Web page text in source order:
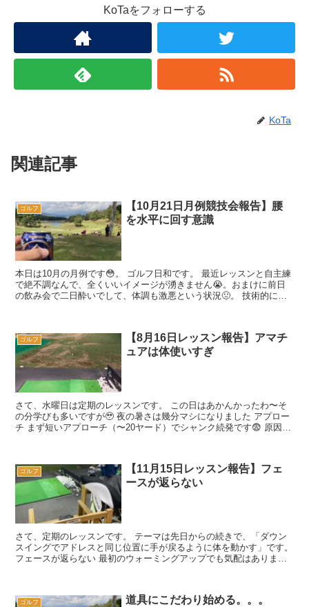
KoTaをフォローする
KoTa
関連記事
ゴルフ
【10月21日月例競技会報告】腰
を水平に回す意識
本日は10月の月例です😳。 ゴルフ日和です。 最近レッスンと自主練
で絶不調なんで、全くいいイメージが湧きません😭。おまけに前日
の飲み会で二日酔いでして、体調も激悪という状況🤢。 技術的に意
ゴルフ
【8月16日レッスン報告】アマチ
ュアは体使いすぎ
さて、水曜日は定期のレッスンです。 この日はあかんかったわ〜そ
の分学びも多いですが🥹 夜の暑さは幾分マシになりました アプロー
チ まず短いアプローチ（〜20ヤード）でシャンク続発です😨 原因
ゴルフ
【11月15日レッスン報告】フェ
ースが返らない
さて、定期のレッスンです。 テーマは先日からの続きで、「ダウン
スイングでアドレスと同じ位置に手が戻るように体を動かす」です。
フェースが返らない 最初のウォーミングアップでも気配はありまし
ゴルフ 道具にこだわり始める。。。